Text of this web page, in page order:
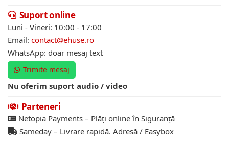
Suport online
Luni - Vineri: 10:00 - 17:00
Email: contact@ehuse.ro
WhatsApp: doar mesaj text
Trimite mesaj
Nu oferim suport audio / video
Parteneri
Netopia Payments – Plăți online în Siguranță
Sameday – Livrare rapidă. Adresă / Easybox